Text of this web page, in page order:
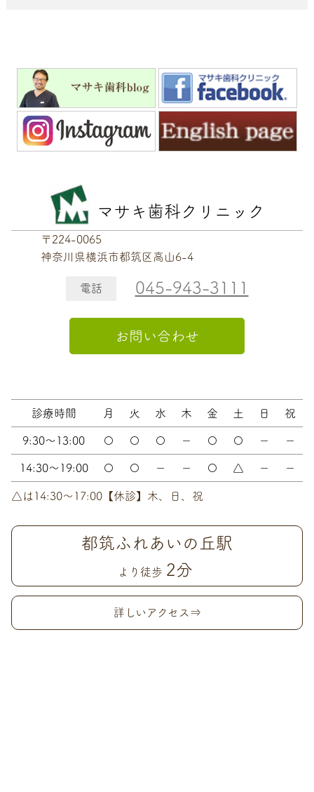
マサキ歯科クリニック
〒224-0065
神奈川県横浜市都筑区高山6-4
電話 045-943-3111
お問い合わせ
診療時間 月 火 水 木 金 土 日 祝
9:30～13:00 〇 〇 〇 － 〇 〇 － －
14:30～19:00 〇 〇 － － 〇 △ － －
△は14:30〜17:00【休診】木、日、祝
都筑ふれあいの丘駅
より徒歩 2分
詳しいアクセス⇒